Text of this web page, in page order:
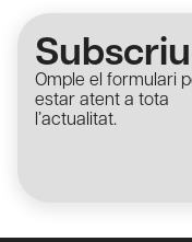
Omple el formulari
estar atent a tota
l’actualitat.